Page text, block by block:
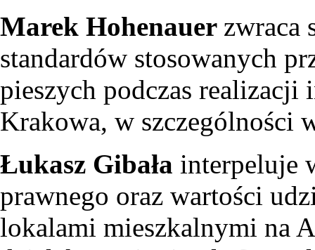
Marek Hohenauer zwraca
standardów stosowanych
pieszych podczas
Krakowa, w szczególności
Łukasz Gibała interpeluje
prawnego oraz wartości
lokalami mieszkalnymi na